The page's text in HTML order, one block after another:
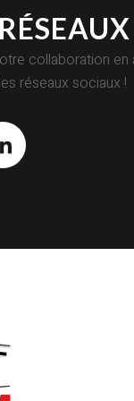
collaboration en
réseaux sociaux !